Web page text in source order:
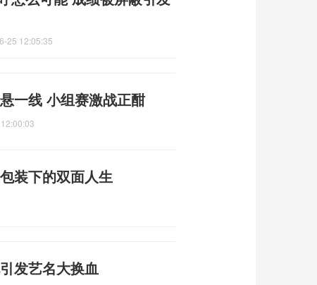
25 12:05:35
一线 小组赛激战正酣
装下的双面人生
发艺名大换血